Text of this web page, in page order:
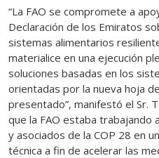
“La FAO se compromete a
Declaración de los Emiratos
sistemas alimentarios
materialice en una ejecución
soluciones basadas en los
orientadas por la nueva hoja
presentado”, manifestó el Sr.
que la FAO estaba trabajando
y asociados de la COP 28 en
técnica a fin de acelerar las